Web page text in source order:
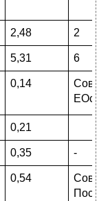
2,48 2
5,31 6
0,14
ЕОс
0,21
0,35 -
0,54